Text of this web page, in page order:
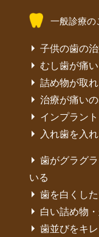
一般診療の
子供の歯の
むし歯が痛い
詰め物が取
治療が痛い
インプラント
入れ歯を入
歯がグラグ
いる
歯を白くし
白い詰め物
歯並びをキ